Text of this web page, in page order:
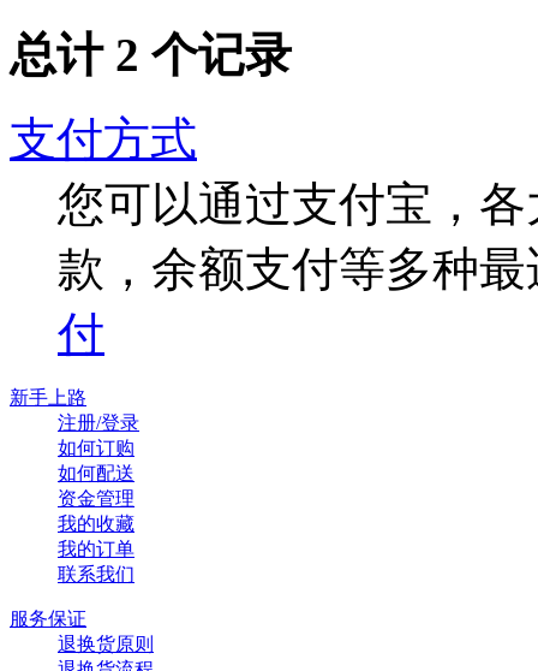
总计 2 个记录
支付方式
您可以通过支付宝，
款，余额支付等多种
付
新手上路
注册/登录
如何订购
如何配送
资金管理
我的收藏
我的订单
联系我们
服务保证
退换货原则